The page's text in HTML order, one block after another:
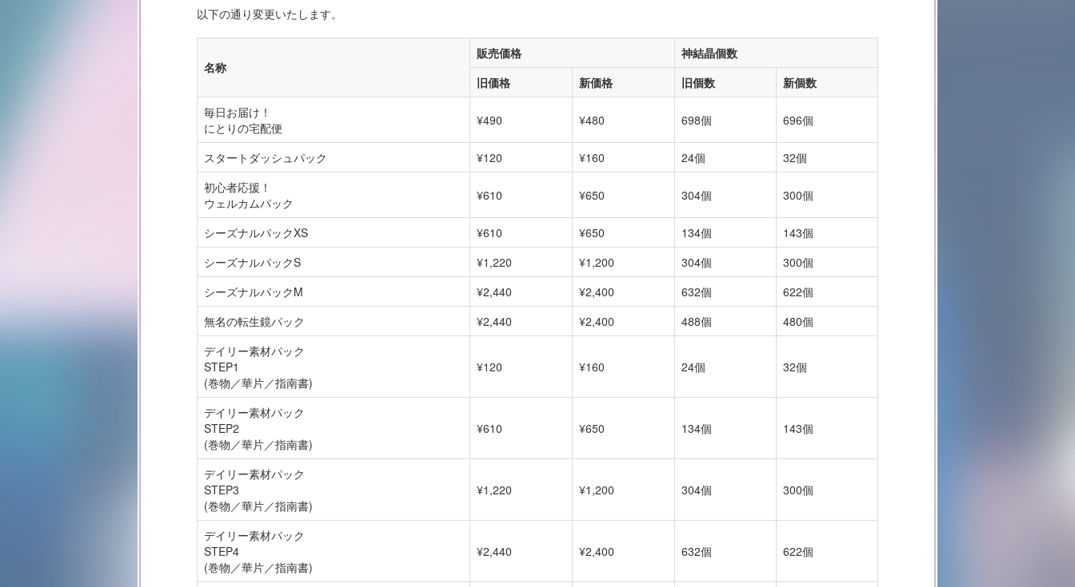
以下の通り変更いたします。
名称
販売価格
神結晶個数
旧価格
新価格 旧個数
新個数
毎日お届け！
にとりの宅配便
¥490 ¥480 698個 696個
スタートダッシュパック ¥120 ¥160 24個
32個
初心者応援！
ウェルカムパック
¥610 ¥650 304個 300個
シーズナルパックXS ¥610 ¥650 134個
143個
シーズナルパックS
¥1,220 ¥1,200 304個
300個
シーズナルパックM
¥2,440 ¥2,400 632個
622個
無名の転生鏡パック
¥2,440 ¥2,400 488個
480個
デイリー素材パック
STEP1
(巻物／華片／指南書)
¥120 ¥160 24個 32個
デイリー素材パック
STEP2
(巻物／華片／指南書)
¥610 ¥650 134個 143個
デイリー素材パック
STEP3
(巻物／華片／指南書)
¥1,220 ¥1,200 304個 300個
デイリー素材パック
STEP4
(巻物／華片／指南書)
¥2,440 ¥2,400 632個 622個